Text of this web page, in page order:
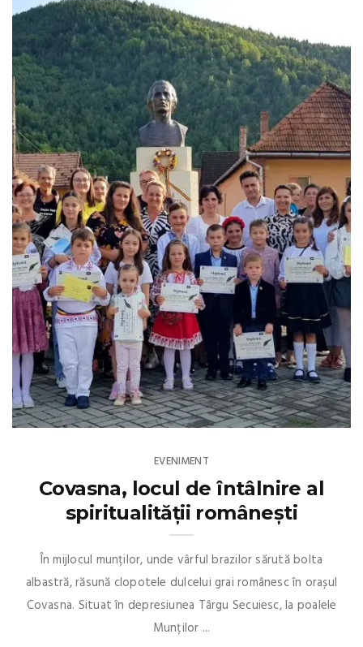
EVENIMENT
Covasna, locul de întâlnire al
spiritualității românești
În mijlocul munților, unde vârful brazilor sărută bolta
albastră, răsună clopotele dulcelui grai românesc în orașul
Covasna. Situat în depresiunea Târgu Secuiesc, la poalele
Munților ...